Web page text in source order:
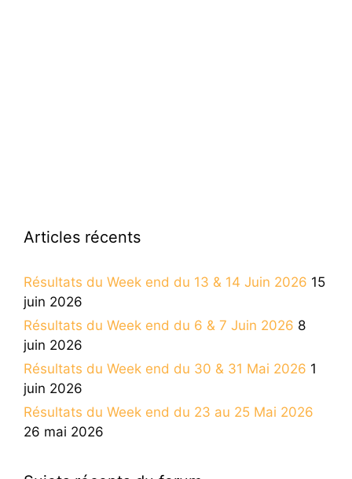
Articles récents
Résultats du Week end du 13 & 14 Juin 2026 15
juin 2026
Résultats du Week end du 6 & 7 Juin 2026 8
juin 2026
Résultats du Week end du 30 & 31 Mai 2026 1
juin 2026
Résultats du Week end du 23 au 25 Mai 2026
26 mai 2026